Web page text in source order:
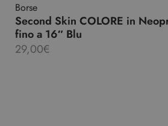
Borse
Second Skin COLORE in
fino a 16″ Blu
29,00€